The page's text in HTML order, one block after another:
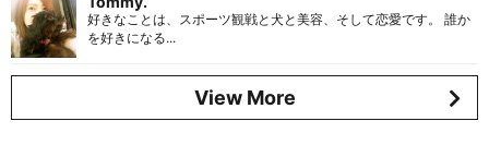
好きなことは、スポーツ観戦と犬と美容、そして恋愛です。 誰か
を好きになる...
View More